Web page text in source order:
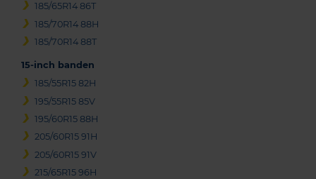
185/65R14 86T
185/70R14 88H
185/70R14 88T
15-inch banden
185/55R15 82H
195/55R15 85V
195/60R15 88H
205/60R15 91H
205/60R15 91V
215/65R15 96H